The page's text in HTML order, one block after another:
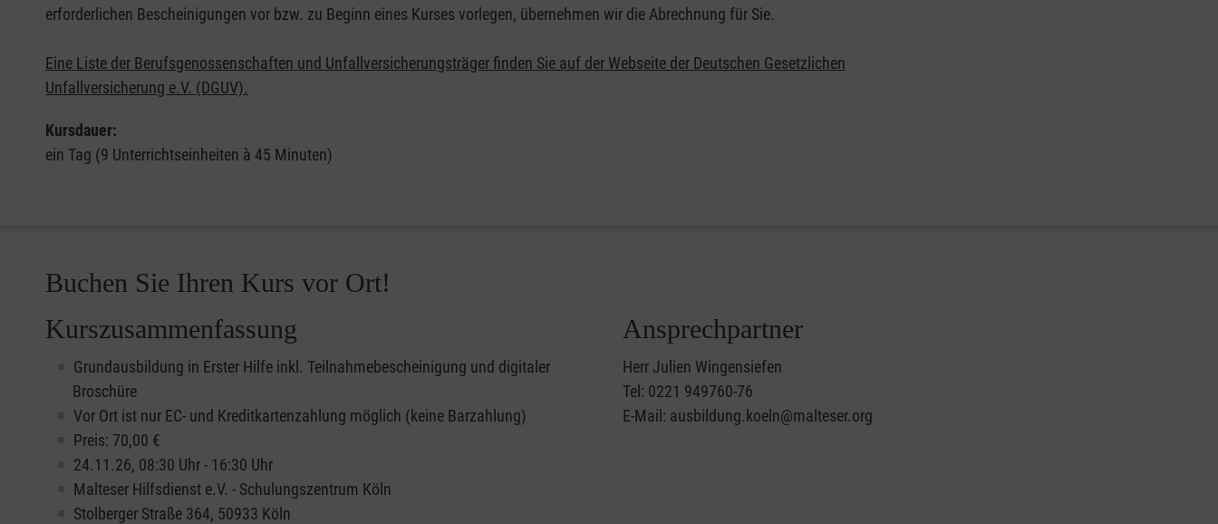
erforderlichen Bescheinigungen vor bzw. zu Beginn eines Kurses vorlegen, übernehmen wir die Abrechnung für Sie.
Eine Liste der Berufsgenossenschaften und Unfallversicherungsträger finden Sie auf der Webseite der Deutschen Gesetzlichen
Unfallversicherung e.V. (DGUV).
Kursdauer:
ein Tag (9 Unterrichtseinheiten à 45 Minuten)
Buchen Sie Ihren Kurs vor Ort!
Kurszusammenfassung
Grundausbildung in Erster Hilfe inkl. Teilnahmebescheinigung und digitaler
Broschüre
Vor Ort ist nur EC- und Kreditkartenzahlung möglich (keine Barzahlung)
Preis: 70,00 €
24.11.26, 08:30 Uhr - 16:30 Uhr
Malteser Hilfsdienst e.V. - Schulungszentrum Köln
Stolberger Straße 364, 50933 Köln
Ansprechpartner
Herr Julien Wingensiefen
Tel: 0221 949760-76
E-Mail: ausbildung.koeln@malteser.org